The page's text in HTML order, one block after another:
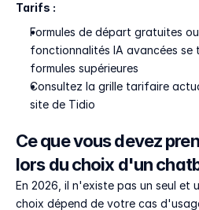
Tarifs :
Formules de départ gratuites
fonctionnalités IA avancées se
formules supérieures
Consultez la grille tarifaire
site de Tidio
Ce que vous devez
lors du choix d'un
En 2026, il n'existe pas un seul et
choix dépend de votre cas